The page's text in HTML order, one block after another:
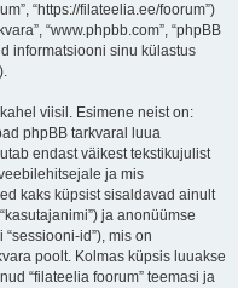
“https://filateelia.ee/foorum”)
“www.phpbb.com”, “phpBB
informatsiooni sinu külastus
viisil. Esimene neist on:
phpBB tarkvaral luua
endast väikest tekstikujulist
ja mis
kaks küpsist sisaldavad ainult
ja anonüümse
id”), mis on
poolt. Kolmas küpsis luuakse
“filateelia foorum” teemasi ja